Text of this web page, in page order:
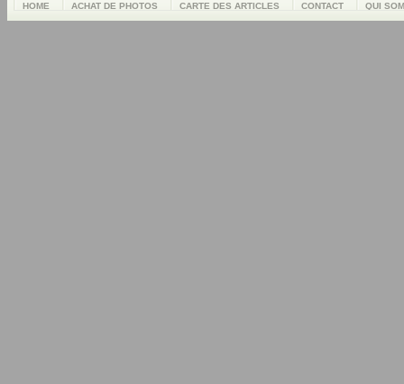
HOME ACHAT DE PHOTOS CARTE DES ARTICLES CONTACT QUI